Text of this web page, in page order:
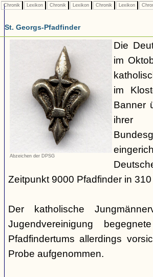
Chronik Lexikon Chronik Lexikon Chronik Lexikon
St. Georgs-Pfadfinder
Abzeichen der DPSG
Die
im
im
Banner
ihrer
Zeitpunkt 9000 Pfadfinder in
Der katholische
Jugendvereinigung
Pfadfindertums allerdings
Probe aufgenommen.